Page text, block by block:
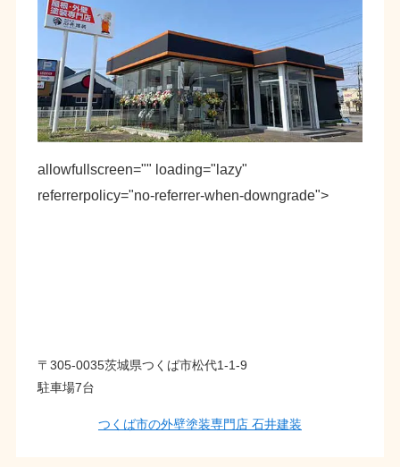
allowfullscreen="" loading="lazy"
referrerpolicy="no-referrer-when-downgrade">
〒305-0035茨城県つくば市松代1-1-9
駐車場7台
つくば市の外壁塗装専門店 石井建装